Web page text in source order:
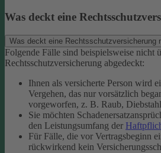
Was deckt eine
Was deckt eine Rechtsschutzversicherung
Folgende Fälle sind beispielsweise nicht
Rechtsschutzversicherung abgedeckt:
Ihnen als versicherte Person wird
Vergehen, das nur vorsätzlich
vorgeworfen, z. B. Raub,
Sie möchten
den Leistungsumfang der
Für Fälle, die vor Vertragsbeginn
rückwirkend kein